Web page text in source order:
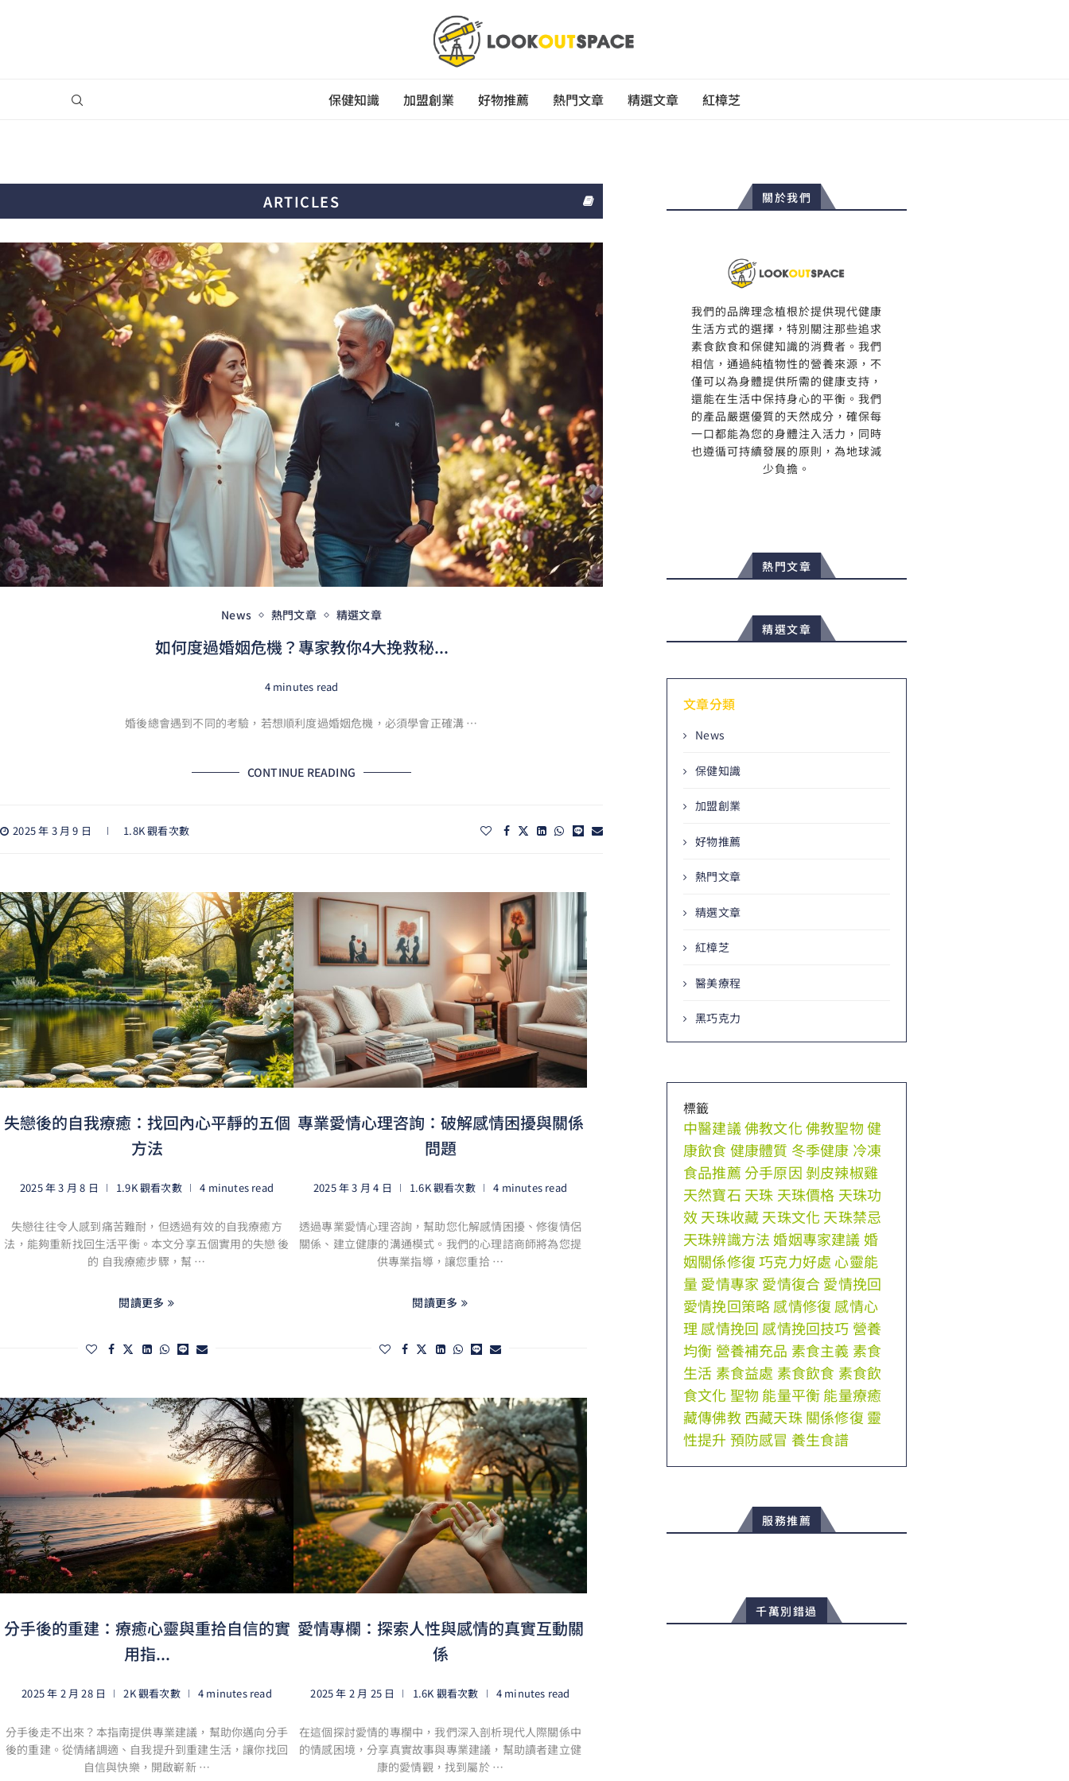
保健知識 加盟創業 好物推薦 熱門文章 精選文章 紅樟芝
ARTICLES
News 熱門文章 精選文章
如何度過婚姻危機？專家教你4大挽救秘...
4 minutes read
婚後總會遇到不同的考驗，若想順利度過婚姻危機，必須學會正確溝 …
CONTINUE READING
2025 年 3 月 9 日 1.8K 觀看次數
失戀後的自我療癒：找回內心平靜的五個
方法
2025 年 3 月 8 日 1.9K 觀看次數 4 minutes read
失戀往往令人感到痛苦難耐，但透過有效的自我療癒方
法，能夠重新找回生活平衡。本文分享五個實用的失戀 後
的 自我療癒步驟，幫 …
閱讀更多
專業愛情心理咨詢：破解感情困擾與關係
問題
2025 年 3 月 4 日 1.6K 觀看次數 4 minutes read
透過專業愛情心理咨詢，幫助您化解感情困擾、修復情侶
關係、建立健康的溝通模式。我們的心理諮商師將為您提
供專業指導，讓您重拾 …
閱讀更多
分手後的重建：療癒心靈與重拾自信的實
用指...
2025 年 2 月 28 日 2K 觀看次數 4 minutes read
分手後走不出來？本指南提供專業建議，幫助你邁向分手
後的重建。從情緒調適、自我提升到重建生活，讓你找回
自信與快樂，開啟嶄新 …
愛情專欄：探索人性與感情的真實互動關
係
2025 年 2 月 25 日 1.6K 觀看次數 4 minutes read
在這個探討愛情的專欄中，我們深入剖析現代人際關係中
的情感困境，分享真實故事與專業建議，幫助讀者建立健
康的愛情觀，找到屬於 …
關於我們
我們的品牌理念植根於提供現代健康
生活方式的選擇，特別關注那些追求
素食飲食和保健知識的消費者。我們
相信，通過純植物性的營養來源，不
僅可以為身體提供所需的健康支持，
還能在生活中保持身心的平衡。我們
的產品嚴選優質的天然成分，確保每
一口都能為您的身體注入活力，同時
也遵循可持續發展的原則，為地球減
少負擔。
熱門文章
精選文章
文章分類
News
保健知識
加盟創業
好物推薦
熱門文章
精選文章
紅樟芝
醫美療程
黑巧克力
標籤
中醫建議佛教文化佛教聖物健
康飲食 健康體質 冬季健康 冷凍
食品推薦分手原因剝皮辣椒雞
天然寶石 天珠 天珠價格 天珠功
效天珠收藏天珠文化 天珠禁忌
天珠辨識方法 婚姻專家建議婚
姻關係修復 巧克力好處 心靈能
量 愛情專家愛情復合愛情挽回
愛情挽回策略感情修復 感情心
理感情挽回 感情挽回技巧 營養
均衡 營養補充品 素食主義 素食
生活 素食益處 素食飲食 素食飲
食文化 聖物能量平衡能量療癒
藏傳佛教西藏天珠關係修復 靈
性提升預防感冒 養生食譜
服務推薦
千萬別錯過